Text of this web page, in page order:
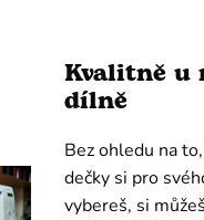
Kvalitně u
dílně
Bez ohledu na
dečky si pro
vybereš, si